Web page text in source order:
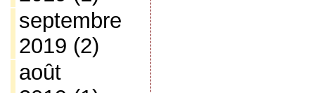
septembre
2019 (2)
août